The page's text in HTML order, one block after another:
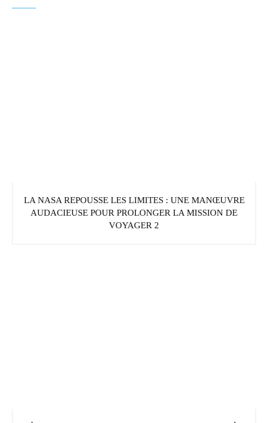
LA NASA REPOUSSE LES LIMITES : UNE MANŒUVRE
AUDACIEUSE POUR PROLONGER LA MISSION DE
VOYAGER 2